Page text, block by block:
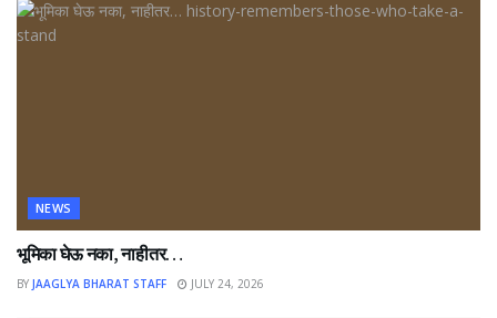
NEWS
भूमिका घेऊ नका, नाहीतर…
BY JAAGLYA BHARAT STAFF JULY 24, 2026